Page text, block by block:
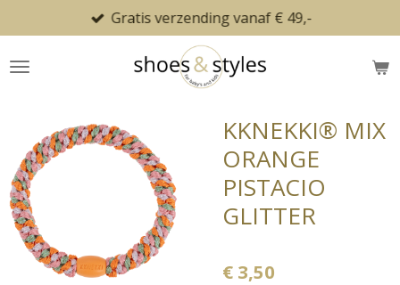
direct
naar
Gratis verzending vanaf € 49,-
KKNEKKI® MIX
ORANGE
PISTACIO
GLITTER
€ 3,50